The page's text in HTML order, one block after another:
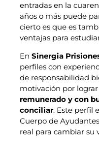
entradas en la
años o más puede
cierto es que es
ventajas para
En Sinergia
perfiles con
de responsabilidad
motivación por
remunerado y con
conciliar. Este perfil
Cuerpo de
real para cambiar su